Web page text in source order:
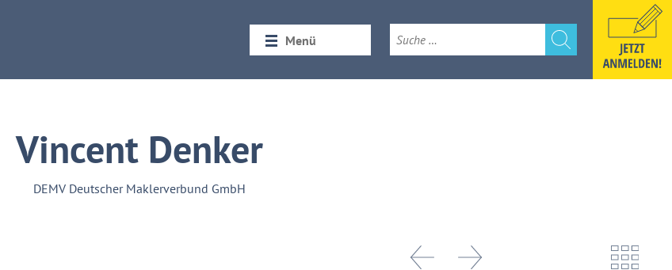
Menü
Vincent Denker
DEMV Deutscher Maklerverbund GmbH